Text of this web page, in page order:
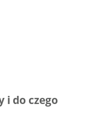
i do czego